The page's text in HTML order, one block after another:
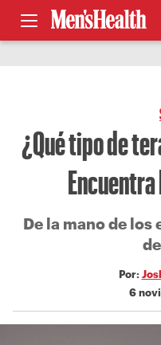
¿Qué tipo de
De la mano de los
Por:
6